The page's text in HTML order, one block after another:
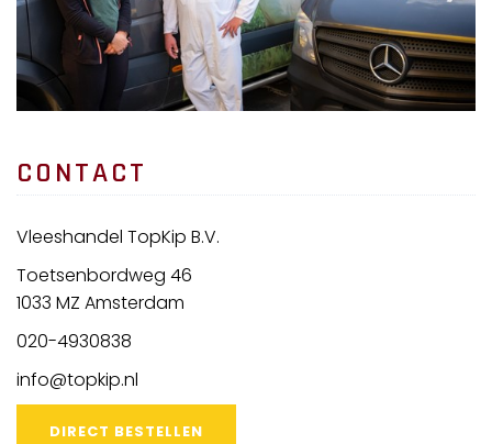
CONTACT
Vleeshandel TopKip B.V.
Toetsenbordweg 46
1033 MZ Amsterdam
020-4930838
info@topkip.nl
DIRECT BESTELLEN